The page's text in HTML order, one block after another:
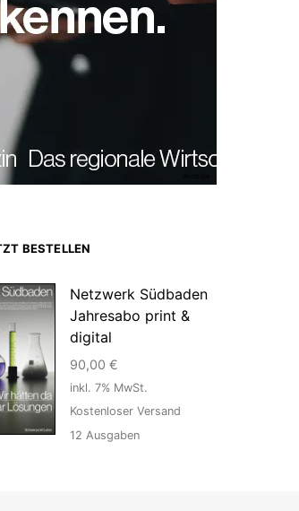
BESTELLEN
Netzwerk Südbaden
Jahresabo print &
digital
90,00 €
inkl. 7% MwSt.
Kostenloser Versand
12 Ausgaben